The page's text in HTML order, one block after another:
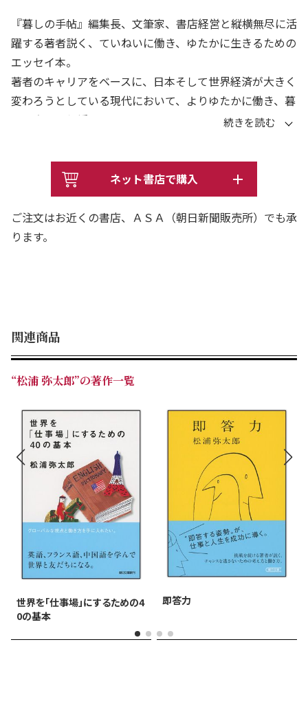
『暮しの手帖』編集長、文筆家、書店経営と縦横無尽に活
躍する著者説く、ていねいに働き、ゆたかに生きるための
エッセイ本。
著者のキャリアをベースに、日本そして世界経済が大きく
変わろうとしている現代において、よりゆたかに働き、暮
らす方法を伝授。
いに生きるためには、何よりも「考えること」であるとい
う著者の考察を珠玉の言葉で綴る。
あなたと、あなたの周囲の人たちを幸福にする一冊。
ネット書店で購入
ご注文はお近くの書店、ＡＳＡ（朝日新聞販売所）でも承
ります。
関連商品
“松浦 弥太郎”の著作一覧
世界を「仕事場」にするための4
0の基本
即答力